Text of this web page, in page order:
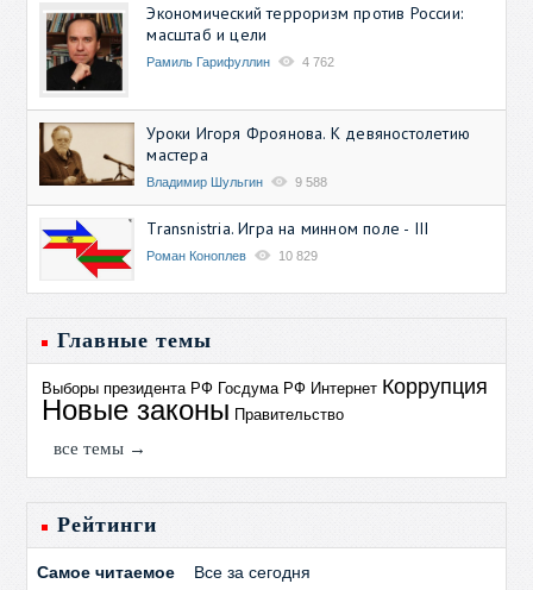
Экономический терроризм против России:
масштаб и цели
Рамиль Гарифуллин 4 762
Уроки Игоря Фроянова. К девяностолетию
мастера
Владимир Шульгин 9 588
Transnistria. Игра на минном поле - III
Роман Коноплев 10 829
Главные темы
Выборы президента РФ Госдума РФ Интернет Коррупция
Новые законы Правительство
все темы →
Рейтинги
Самое читаемое Все за сегодня